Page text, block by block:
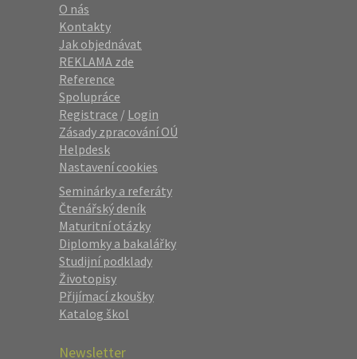
O nás
Kontakty
Jak objednávat
REKLAMA zde
Reference
Spolupráce
Registrace / Login
Zásady zpracování OÚ
Helpdesk
Nastavení cookies
Seminárky a referáty
Čtenářský deník
Maturitní otázky
Diplomky a bakalářky
Studijní podklady
Životopisy
Přijímací zkoušky
Katalog škol
Newsletter